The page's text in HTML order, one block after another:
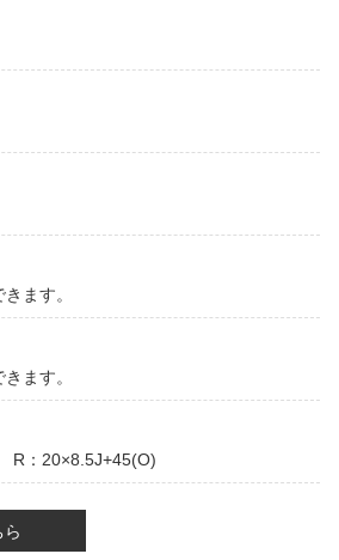
ます。
ます。
：20×8.5J+45(O)